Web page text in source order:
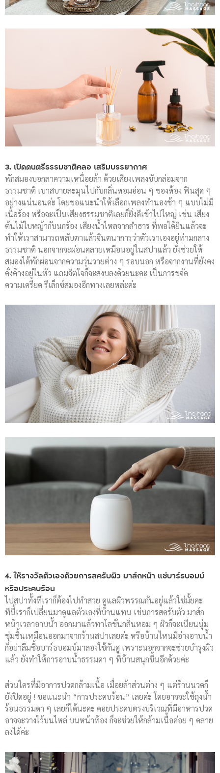
3. เปิดดนตรีธรรมชาติคลอ เสริมบรรยากาศ
พักสมองบอกลาความเหนื่อยล้า ด้วยเสียงเพลงขับกล่อมจาก
ธรรมชาติ เบาสบายละมุนไปกับกลิ่นหอมอ่อน ๆ ของห้อง ฟินสุด ๆ
อย่างแน่นอนค่ะ โดยขอแนะนำให้เลือกเพลงทำนองช้า ๆ แบบไม่มี
เนื้อร้อง หรือจะเป็นเสียงธรรมชาติเลยก็ยิ่งดีเข้าไปใหญ่ เช่น เสียง
ต้นไม้ใบหญ้ากับนกร้อง เสียงน้ำไหลจากลำธาร ที่พอได้ยินแล้วจะ
ทำให้เราสามารถหลับตาแล้วจินตนาการว่าตัวเราเองอยู่ท่ามกลาง
ธรรมชาติ นอกจากจะผ่อนคลายเหมือนอยู่ในสปาแล้ว ยังช่วยให้
สมองได้พักผ่อนจากความวุ่นวายต่าง ๆ รอบนอก หรือจากงานที่ยังคง
คั่งค้างอยู่ในหัว แถมจิตใจก็จะสงบลงด้วยนะคะ เป็นการขจัด
ความเครียด รีเล็กซ์สมองอีกทางเลยหล่ะค่ะ
4. ให้รางวัลตัวเองด้วยการสครับผิว มาส์กหน้า แช่บาร์ธบอมบ์
หรือประคบร้อน
ไปสปาทั้งทีเราก็ต้องไปทำสวย ดูแลผิวพรรณกันอยู่แล้วใช่มั้ยคะ
ทีนี้เราก็เปลี่ยนมาดูแลตัวเองที่บ้านแทน เช่นการสครับตัว มาส์ก
หน้าเวลาอาบน้ำ ออกมาแล้วทาโลชั่นกลิ่นหอม ๆ ผิวก็จะเนียนนุ่ม
ชุ่มชื้นเหมือนออกมาจากร้านสปาเลยค่ะ หรือบ้านไหนมีอ่างอาบน้ำ
ก็อย่าลืมซื้อบาร์ธบอมบ์มาลองใช้กันดู เพราะนอกจากจะช่วยบำรุงผิว
แล้ว ยังทำให้การอาบน้ำธรรมดา ๆ ที่บ้านสนุกขึ้นอีกด้วยค่ะ
ส่วนใครที่มีอาการปวดกล้ามเนื้อ เมื่อยล้าส่วนต่าง ๆ แต่ร้านนวดก็
ยังปิดอยู่ ! ขอแนะนำ “การประคบร้อน” เลยค่ะ โดยอาจจะใช้ถุงน้ำ
ร้อนธรรมดา ๆ เลยก็ได้นะคะ คอยประคบตรงบริเวณที่มีอาหารปวด
อาจจะวางไว้บนไหล่ บนหน้าท้อง ก็จะช่วยให้กล้ามเนื้อค่อย ๆ คลาย
ลงได้ค่ะ